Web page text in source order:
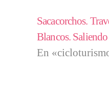
Sacacorchos.
Blancos.
En